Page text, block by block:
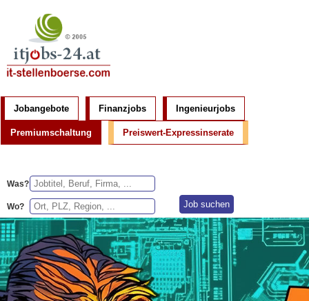
Jobangebote Finanzjobs Ingenieurjobs
Premiumschaltung Preiswert-Expressinserate
Was?
Wo?